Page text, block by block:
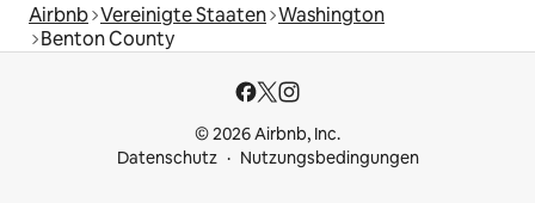
Airbnb Vereinigte Staaten Washington
Benton County
© 2026 Airbnb, Inc.
Datenschutz
Nutzungsbedingungen